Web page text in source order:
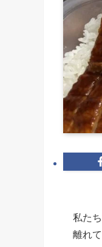
私た
離れ